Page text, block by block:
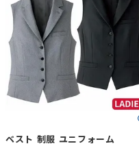
ベスト 制服 ユニフォーム